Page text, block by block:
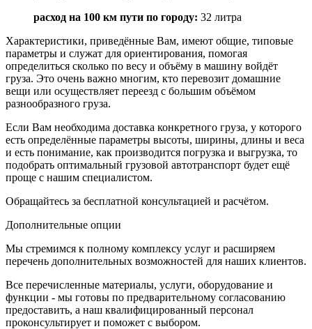
расход на 100 км пути по городу: 32 литра
Характеристики, приведённые Вам, имеют общие, типовые
параметры и служат для ориентирования, помогая
определиться сколько по весу и объёму в машину войдёт
груза. Это очень важно многим, кто перевозит домашние
вещи или осуществляет переезд с большим объёмом
разнообразного груза.
Если Вам необходима доставка конкретного груза, у которого
есть определённые параметры высоты, ширины, длины и веса
и есть понимание, как производится погрузка и выгрузка, то
подобрать оптимальный грузовой автотранспорт будет ещё
проще с нашим специалистом.
Обращайтесь за бесплатной консультацией и расчётом.
Дополнительные опции
Мы стремимся к полному комплексу услуг и расширяем
перечень дополнительных возможностей для наших клиентов.
Все перечисленные материалы, услуги, оборудование и
функции - мы готовы по предварительному согласованию
предоставить, а наш квалифицированный персонал
проконсультирует и поможет с выбором.